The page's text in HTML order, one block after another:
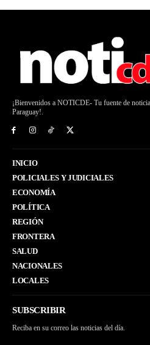
¡Bienvenidos a NOTICDE- Tu fuente de
Paraguay!.
INICIO
POLICIALES Y JUDICIALES
ECONOMÍA
POLÍTICA
REGIÓN
FRONTERA
SALUD
NACIONALES
LOCALES
SUBSCRIBIR
Reciba en su correo las noticias del día.